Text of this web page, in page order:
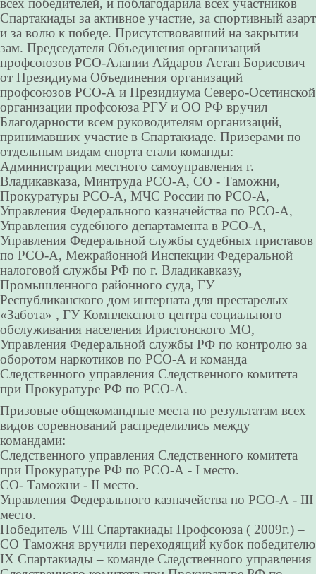
всех победителей, и поблагодарила всех участников
Спартакиады за активное участие, за спортивный азарт
и за волю к победе. Присутствовавший на закрытии
зам. Председателя Объединения организаций
профсоюзов РСО-Алании Айдаров Астан Борисович
от Президиума Объединения организаций
профсоюзов РСО-А и Президиума Северо-Осетинской
организации профсоюза РГУ и ОО РФ вручил
Благодарности всем руководителям организаций,
принимавших участие в Спартакиаде. Призерами по
отдельным видам спорта стали команды:
Администрации местного самоуправления г.
Владикавказа, Минтруда РСО-А, СО - Таможни,
Прокуратуры РСО-А, МЧС России по РСО-А,
Управления Федерального казначейства по РСО-А,
Управления судебного департамента в РСО-А,
Управления Федеральной службы судебных приставов
по РСО-А, Межрайонной Инспекции Федеральной
налоговой службы РФ по г. Владикавказу,
Промышленного районного суда, ГУ
Республиканского дом интерната для престарелых
«Забота» , ГУ Комплексного центра социального
обслуживания населения Иристонского МО,
Управления Федеральной службы РФ по контролю за
оборотом наркотиков по РСО-А и команда
Следственного управления Следственного комитета
при Прокуратуре РФ по РСО-А.
Призовые общекомандные места по результатам всех
видов соревнований распределились между
командами:
Следственного управления Следственного комитета
при Прокуратуре РФ по РСО-А - I место.
СО- Таможни - II место.
Управления Федерального казначейства по РСО-А - III
место.
Победитель VIII Спартакиады Профсоюза ( 2009г.) –
СО Таможня вручили переходящий кубок победителю
IX Спартакиады – команде Следственного управления